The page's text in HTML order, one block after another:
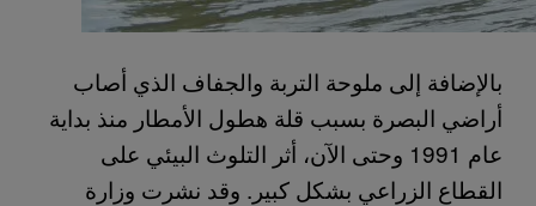
بالإضافة إلى ملوحة التربة والجفاف الذي أصاب
أراضي البصرة بسبب قلة هطول الأمطار منذ بداية
عام 1991 وحتى الآن، أثر التلوث البيئي على
القطاع الزراعي بشكل كبير. وقد نشرت وزارة